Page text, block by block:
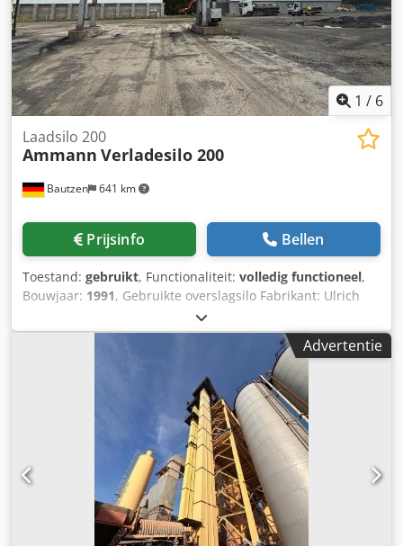
1 / 6
Bautzen 641 km
Laadsilo 200
Ammann Verladesilo 200
Prijsinfo Bellen
Toestand: gebruikt, Functionaliteit: volledig functioneel,
Bouwjaar: 1991, Gebruikte overslagsilo Fabrikant: Ulrich
Totale inhoud: 200 ton - Kuipbandtransporteur - Hijslier
Csdpozq S Ewjfx Ahceha - Elektrische installatie
Advertentie